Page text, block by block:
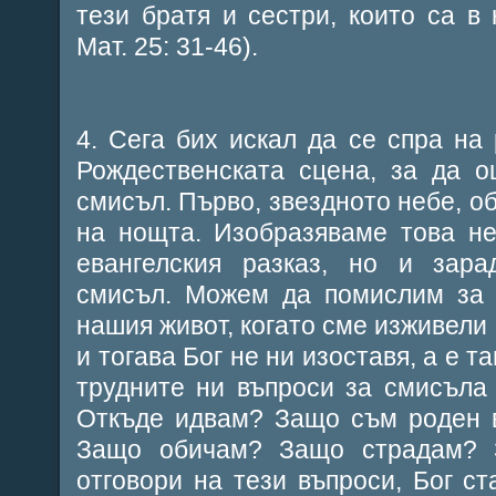
тези братя и сестри, които са в
Мат. 25: 31-46).
4. Сега бих искал да се спра на
Рождественската сцена, за да
смисъл. Първо, звездното небе,
на нощта. Изобразяваме това
евангелския разказ, но и
смисъл. Можем да помислим за
нашия живот, когато сме
и тогава Бог не ни изоставя, а е
трудните ни въпроси за
Откъде идвам? Защо съм роден
Защо обичам? Защо
отговори на тези въпроси, Бог